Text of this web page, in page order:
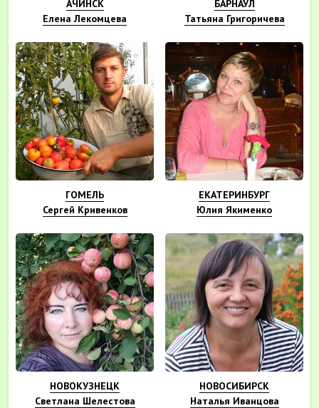
АЧИНСК
Елена Лекомцева
БАРНАУЛ
Татьяна Григоричева
ГОМЕЛЬ
Сергей Кривенков
ЕКАТЕРИНБУРГ
Юлия Якименко
НОВОКУЗНЕЦК
Светлана Шелестова
НОВОСИБИРСК
Наталья Иванцова